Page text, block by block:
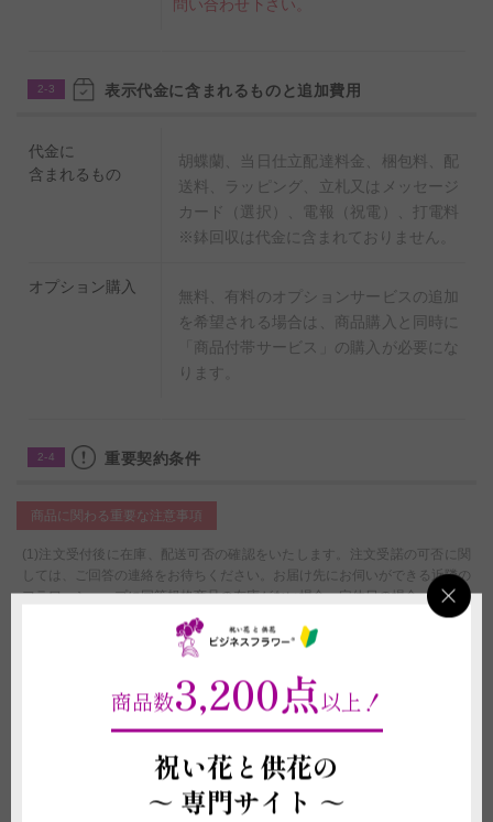
問い合わせ下さい。
2-3 表示代金に含まれるものと追加費用
代金に
含まれるもの
胡蝶蘭、当日仕立配達料金、梱包料、配
送料、ラッピング、立札又はメッセージ
カード（選択）、電報（祝電）、打電料
※鉢回収は代金に含まれておりません。
オプション購入
無料、有料のオプションサービスの追加
を希望される場合は、商品購入と同時に
「商品付帯サービス」の購入が必要にな
ります。
2-4 重要契約条件
商品に関わる重要な注意事項
(1)注文受付後に在庫、配送可否の確認をいたします。注文受諾の可否に関
しては、ご回答の連絡をお待ちください。お届け先にお伺いができる近隣の
フラワーショップに同等規格商品の在庫がない場合、定休日の場合、また、
近隣に提携フラワーショップがない場合、ラッピング、立札、メッセージカ
ードなどの付属品で一部対応できないなどの事例が発生した場合、注文後で
あったとしてもお断りや代案商品のご相談などで連絡をさせていただくこと
(2)花は形状や色合いが個々で異なります。掲載写真はイメージのため、季
(3)立札やメッセージカード、器などの資材の形状や素材は在庫の都合上、
掲載イメージ写真と異なる場合がございます。これらイメージ写真と現物と
の違いを理由とする返品、返金、交換、その他の請求などには応じかねます
商品数3,200点以上！
祝い花と供花の
～ 専門サイト ～